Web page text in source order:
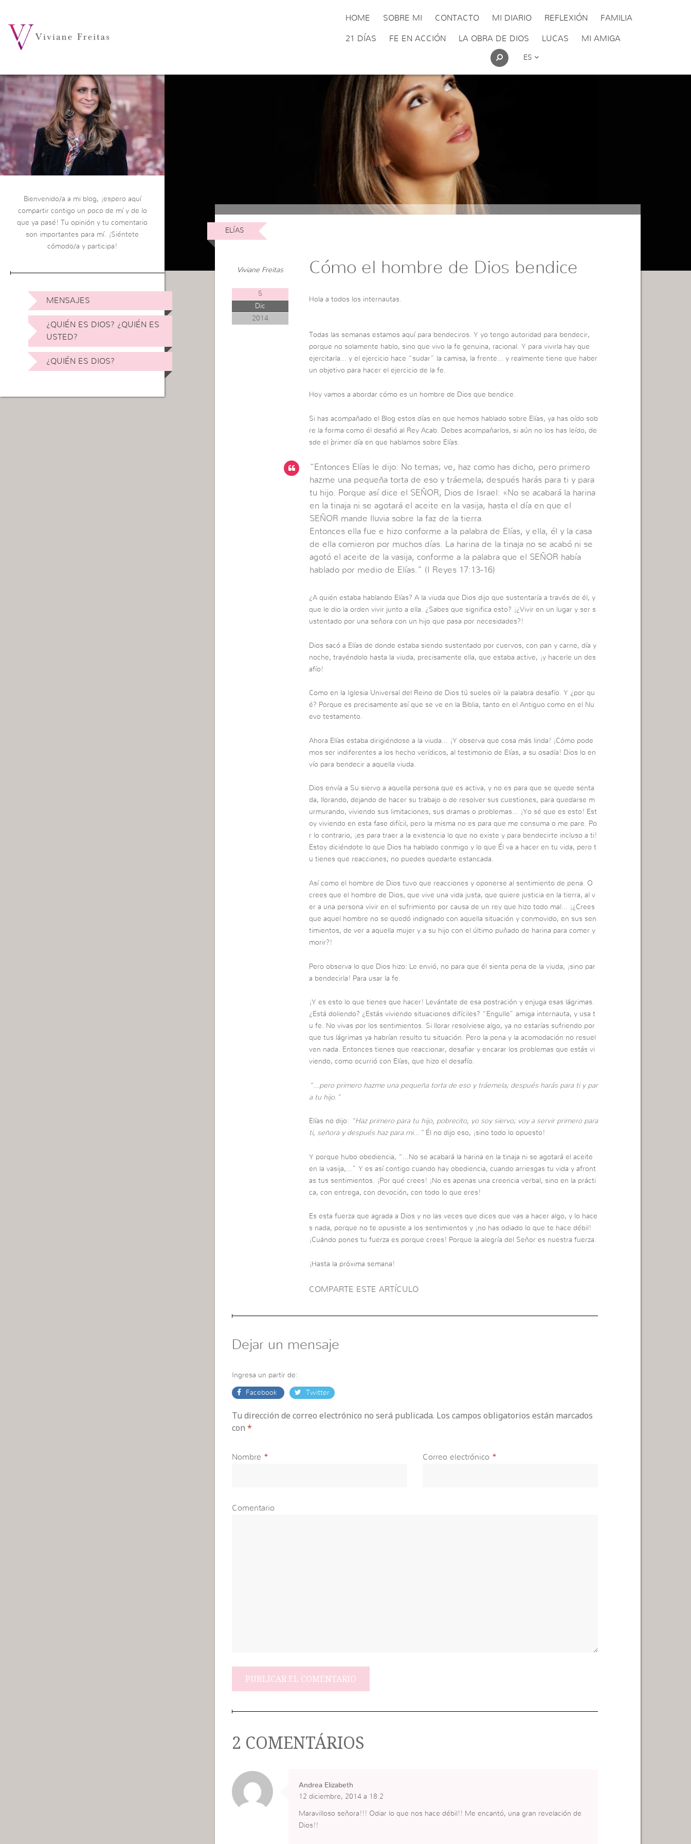
HOME SOBRE MI CONTACTO MI DIARIO REFLEXIÓN FAMILIA
21 DÍAS FE EN ACCIÓN LA OBRA DE DIOS LUCAS MI AMIGA
ES
Bienvenido/a a mi blog, ¡espero aquí
compartir contigo un poco de mí y de lo
que ya pasé! Tu opinión y tu comentario
son importantes para mí. ¡Siéntete
cómodo/a y participa!
MENSAJES
¿QUIÉN ES DIOS? ¿QUIÉN ES
USTED?
¿QUIÉN ES DIOS?
ELÍAS
Viviane Freitas
5
Dic
2014
Cómo el hombre de Dios bendice
Hola a todos los internautas.
Todas las semanas estamos aquí para bendeciros. Y yo tengo autoridad para bendecir,
porque no solamente hablo, sino que vivo la fe genuina, racional. Y para vivirla hay que
ejercitarla… y el ejercicio hace “sudar” la camisa, la frente… y realmente tiene que haber
un objetivo para hacer el ejercicio de la fe.
Hoy vamos a abordar cómo es un hombre de Dios que bendice.
Si has acompañado el Blog estos días en que hemos hablado sobre Elías, ya has oído sob
re la forma como él desafió al Rey Acab. Debes acompañarlos, si aún no los has leído, de
sde el `primer día en que hablamos sobre Elías.
“Entonces Elías le dijo: No temas; ve, haz como has dicho, pero primero
hazme una pequeña torta de eso y tráemela; después harás para ti y para
tu hijo. Porque así dice el SEÑOR, Dios de Israel: «No se acabará la harina
en la tinaja ni se agotará el aceite en la vasija, hasta el día en que el
SEÑOR mande lluvia sobre la faz de la tierra.
Entonces ella fue e hizo conforme a la palabra de Elías, y ella, él y la casa
de ella comieron por muchos días. La harina de la tinaja no se acabó ni se
agotó el aceite de la vasija, conforme a la palabra que el SEÑOR había
hablado por medio de Elías.” (I Reyes 17:13-16)
¿A quién estaba hablando Elías? A la viuda que Dios dijo que sustentaría a través de él, y
que le dio la orden vivir junto a ella. ¿Sabes que significa esto? ¡¿Vivir en un lugar y ser s
ustentado por una señora con un hijo que pasa por necesidades?!
Dios sacó a Elías de donde estaba siendo sustentado por cuervos, con pan y carne, día y
noche, trayéndolo hasta la viuda, precisamente ella, que estaba active, ¡y hacerle un des
afío!
Como en la Iglesia Universal del Reino de Dios tú sueles oír la palabra desafío. Y ¿por qu
é? Porque es precisamente así que se ve en la Biblia, tanto en el Antiguo como en el Nu
evo testamento.
Ahora Elías estaba dirigiéndose a la viuda… ¡Y observa que cosa más linda! ¡Cómo pode
mos ser indiferentes a los hecho verídicos, al testimonio de Elías, a su osadía! Dios lo en
vío para bendecir a aquella viuda.
Dios envía a Su siervo a aquella persona que es activa, y no es para que se quede senta
da, llorando, dejando de hacer su trabajo o de resolver sus cuestiones, para quedarse m
urmurando, viviendo sus limitaciones, sus dramas o problemas… ¡Yo sé que es esto! Est
oy viviendo en esta fase difícil, pero la misma no es para que me consuma o me pare. Po
r lo contrario, ¡es para traer a la existencia lo que no existe y para bendecirte incluso a ti!
Estoy diciéndote lo que Dios ha hablado conmigo y lo que Él va a hacer en tu vida, pero t
u tienes que reacciones; no puedes quedarte estancada.
Así como el hombre de Dios tuvo que reacciones y oponerse al sentimiento de pena. O
crees que el hombre de Dios, que vive una vida justa, que quiere justicia en la tierra, al v
er a una persona vivir en el sufrimiento por causa de un rey que hizo todo mal… ¡¿Crees
que aquel hombre no se quedó indignado con aquella situación y conmovido, en sus sen
timientos, de ver a aquella mujer y a su hijo con el último puñado de harina para comer y
morir?!
Pero observa lo que Dios hizo: Le envió, no para que él sienta pena de la viuda, ¡sino par
a bendecirla! Para usar la fe.
¡Y es esto lo que tienes que hacer! Levántate de esa postración y enjuga esas lágrimas.
¿Está doliendo? ¿Estás viviendo situaciones difíciles? “Engulle” amiga internauta, y usa t
u fe. No vivas por los sentimientos. Si llorar resolviese algo, ya no estarías sufriendo por
que tus lágrimas ya habrían resulto tu situación. Pero la pena y la acomodación no resuel
ven nada. Entonces tienes que reaccionar, desafiar y encarar los problemas que estás vi
viendo, como ocurrió con Elías, que hizo el desafío.
“…pero primero hazme una pequeña torta de eso y tráemela; después harás para ti y par
a tu hijo.”
Elías no dijo: “Haz primero para tu hijo, pobrecito, yo soy siervo; voy a servir primero para
ti, señora y después haz para mi…” Él no dijo eso, ¡sino todo lo opuesto!
Y porque hubo obediencia, “…No se acabará la harina en la tinaja ni se agotará el aceite
en la vasija,…” Y es así contigo cuando hay obediencia, cuando arriesgas tu vida y afront
as tus sentimientos. ¡Por qué crees! ¡No es apenas una creencia verbal, sino en la prácti
ca, con entrega, con devoción, con todo lo que eres!
Es esta fuerza que agrada a Dios y no las veces que dices que vas a hacer algo, y lo hace
s nada, porque no te opusiste a los sentimientos y ¡no has odiado lo que te hace débil!
¡Cuándo pones tu fuerza es porque crees! Porque la alegría del Señor es nuestra fuerza.
¡Hasta la próxima semana!
COMPARTE ESTE ARTÍCULO
Dejar un mensaje
Ingresa un partir de:
Facebook Twitter
Tu dirección de correo electrónico no será publicada. Los campos obligatorios están marcados
con *
Nombre * Correo electrónico *
Comentario
2 COMENTÁRIOS
Andrea Elizabeth
12 diciembre, 2014 a 18:2
Maravilloso señora!!! Odiar lo que nos hace débil!! Me encantó, una gran revelación de
Dios!!